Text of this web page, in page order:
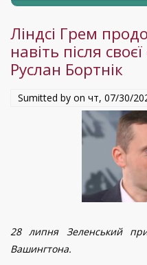
Ліндсі Грем
навіть після
Руслан Бортнік
Sumitted by on чт, 07/30/
28 липня Зеленський
Вашингтона.